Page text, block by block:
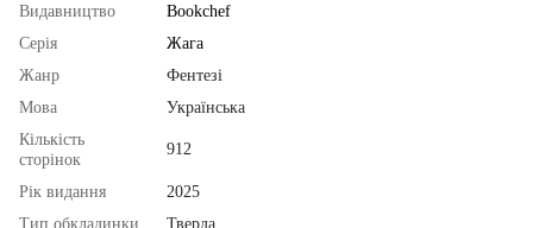
Видавництво
Bookchef
Серія
Жага
Жанр
Фентезі
Мова
Українська
Кількість
сторінок
912
Рік видання
2025
Тип обкладинки
Тверда